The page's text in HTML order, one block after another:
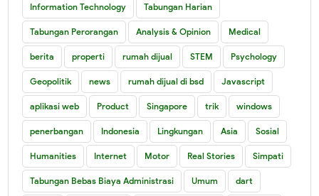
Information Technology Tabungan Harian
Tabungan Perorangan Analysis & Opinion Medical
berita properti rumah dijual STEM Psychology
Geopolitik news rumah dijual di bsd Javascript
aplikasi web Product Singapore trik windows
penerbangan Indonesia Lingkungan Asia Sosial
Humanities Internet Motor Real Stories Simpati
Tabungan Bebas Biaya Administrasi Umum dart